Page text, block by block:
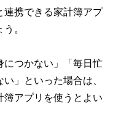
連携できる家計簿アプ
。
につかない」「毎日忙
」といった場合は、
簿アプリを使うとよい